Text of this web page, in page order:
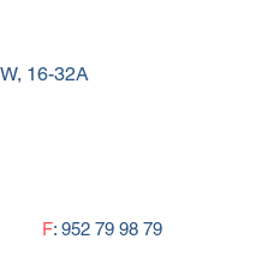
16-32A
F: 952 79 98 79